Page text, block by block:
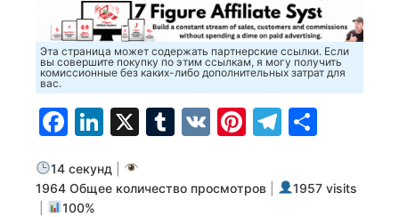
Эта страница может содержать партнерские ссылки. Если
вы совершите покупку по этим ссылкам, я могу получить
комиссионные без каких-либо дополнительных затрат для
вас.
Facebook
LinkedIn
X Tumblr
VK Pinterest
14 секунд
1964 Общее количество просмотров
1957 visits
100%